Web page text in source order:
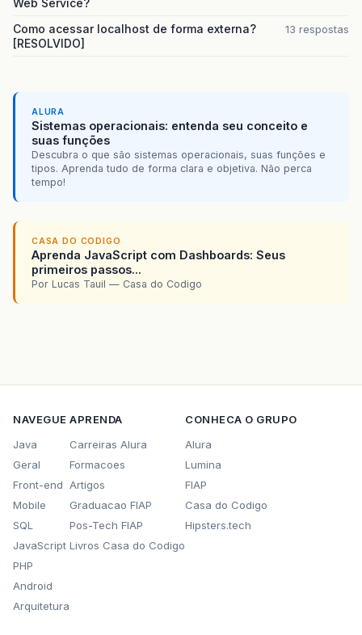
Web Service?
Como acessar localhost de forma externa?
[RESOLVIDO]
13 respostas
ALURA
Sistemas operacionais: entenda seu conceito e
suas funções
Descubra o que são sistemas operacionais, suas funções e
tipos. Aprenda tudo de forma clara e objetiva. Não perca
tempo!
CASA DO CODIGO
Aprenda JavaScript com Dashboards: Seus
primeiros passos...
Por Lucas Tauil — Casa do Codigo
NAVEGUE
Java
Geral
Front-end
Mobile
SQL
JavaScript
PHP
Android
Arquitetura
APRENDA
Carreiras Alura
Formacoes
Artigos
Graduacao FIAP
Pos-Tech FIAP
Livros Casa do Codigo
CONHECA O GRUPO
Alura
Lumina
FIAP
Casa do Codigo
Hipsters.tech